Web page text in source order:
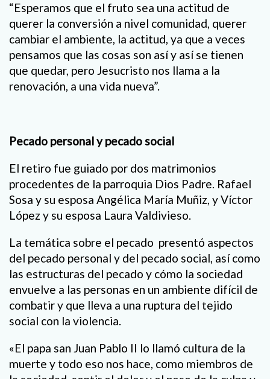
“Esperamos que el fruto sea una actitud de
querer la conversión a nivel comunidad, querer
cambiar el ambiente, la actitud, ya que a veces
pensamos que las cosas son así y así se tienen
que quedar, pero Jesucristo nos llama a la
renovación, a una vida nueva”.
Pecado personal y pecado social
El retiro fue guiado por dos matrimonios
procedentes de la parroquia Dios Padre. Rafael
Sosa y su esposa Angélica María Muñiz, y Víctor
López y su esposa Laura Valdivieso.
La temática sobre el pecado presentó aspectos
del pecado personal y del pecado social, así como
las estructuras del pecado y cómo la sociedad
envuelve a las personas en un ambiente difícil de
combatir y que lleva a una ruptura del tejido
social con la violencia.
«El papa san Juan Pablo II lo llamó cultura de la
muerte y todo eso nos hace, como miembros de